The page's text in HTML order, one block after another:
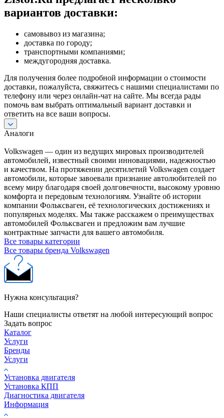
вариантов доставки:
самовывоз из магазина;
доставка по городу;
транспортными компаниями;
междугородняя доставка.
Для получения более подробной информации о стоимости
доставки, пожалуйста, свяжитесь с нашими специалистами по
телефону или через онлайн-чат на сайте. Мы всегда рады
помочь вам выбрать оптимальный вариант доставки и
ответить на все ваши вопросы.
Аналоги
Volkswagen — один из ведущих мировых производителей
автомобилей, известный своими инновациями, надежностью
и качеством. На протяжении десятилетий Volkswagen создает
автомобили, которые завоевали признание автолюбителей по
всему миру благодаря своей долговечности, высокому уровню
комфорта и передовым технологиям. Узнайте об истории
компании Фольксваген, её технологических достижениях и
популярных моделях. Мы также расскажем о преимуществах
автомобилей Фольксваген и предложим вам лучшие
контрактные запчасти для вашего автомобиля.
Все товары категории
Все товары бренда Volkswagen
Нужна консультация?
Наши специалисты ответят на любой интересующий вопрос
Задать вопрос
Каталог
Услуги
Бренды
Услуги
Установка двигателя
Установка КПП
Диагностика двигателя
Информация